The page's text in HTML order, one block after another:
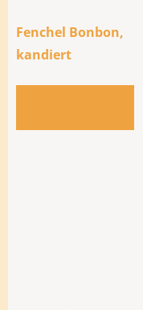
Fenchel Bonbon,
kandiert